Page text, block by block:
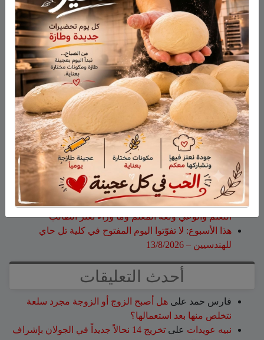
نشر فيمنوعات عالمية
ابحث
أحدث المقالات
الجيش الإسرائيلي يعلن استكمال نحو 80% من حفر
التحصينات على طول الحدود في الجولان
وفاة المأسوف على شبابه إيهاب سليمان طراد من مجدل
شمس
وفاة السيدة أم صالح نجية سمارة من مجدل شمس
حين لا تكون المشكلة في ذكاء الطّالب.. قراءة مختلفة في
التّعلّم والوعي ولغة المعلّم وما وراء تعثّر الطّالب
هذا الأسبوع: لا تفوّتوا اليوم المفتوح في كلية تل حاي
للهندسيين – 13/8/2026
أحدث التعليقات
فارس حمد على هل أصبح الزوج أو الزوجة مجرد سلعة
نتخلص منها بعد استعمالها؟
نبيه عويدات على
تخريج 14 نحالاً جديداً في الجولان بإشراف